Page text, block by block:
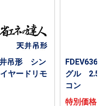
吊形 シン
ヤードリモ
グル 2.5
コン
特別価